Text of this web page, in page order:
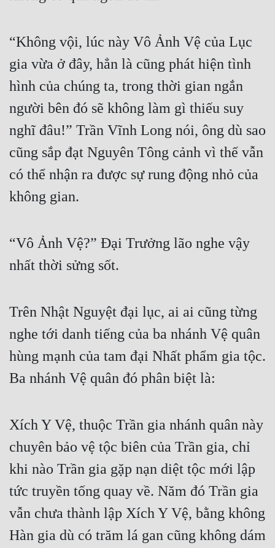
Huyền Huyễn
Hệ Thống
Học Đường
Khoa Huyễn
Khoa Huyễn Không Gian
Kinh Dị
Kỳ Huyễn
Kỳ Ảo
Mỹ Thực
Ngôn Tình
Ngược
Nữ Cường
Nữ Phụ
Phong Thủy - Tâm Linh
“Không vội, lúc này Vô Ảnh Vệ của Lục
gia vừa ở đây, hẳn là cũng phát hiện tình
hình của chúng ta, trong thời gian ngắn
người bên đó sẽ không làm gì thiếu suy
nghĩ đâu!” Trần Vĩnh Long nói, ông dù sao
cũng sắp đạt Nguyên Tông cảnh vì thế vẫn
có thể nhận ra được sự rung động nhỏ của
không gian.
“Vô Ảnh Vệ?” Đại Trưởng lão nghe vậy
nhất thời sửng sốt.
Trên Nhật Nguyệt đại lục, ai ai cũng từng
nghe tới danh tiếng của ba nhánh Vệ quân
hùng mạnh của tam đại Nhất phẩm gia tộc.
Ba nhánh Vệ quân đó phân biệt là:
Xích Y Vệ, thuộc Trần gia nhánh quân này
chuyên bảo vệ tộc biên của Trần gia, chỉ
khi nào Trần gia gặp nạn diệt tộc mới lập
tức truyền tống quay về. Năm đó Trần gia
vẫn chưa thành lập Xích Y Vệ, bằng không
Hàn gia dù có trăm lá gan cũng không dám